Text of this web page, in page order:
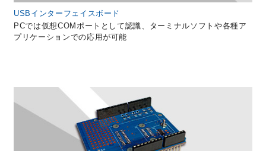
USBインターフェイスボード
PCでは仮想COMポートとして認識、ターミナルソフトや各種ア
プリケーションでの応用が可能